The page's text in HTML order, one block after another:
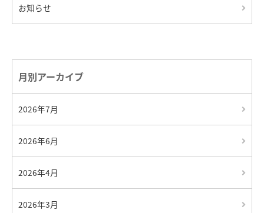
お知らせ
月別アーカイブ
2026年7月
2026年6月
2026年4月
2026年3月